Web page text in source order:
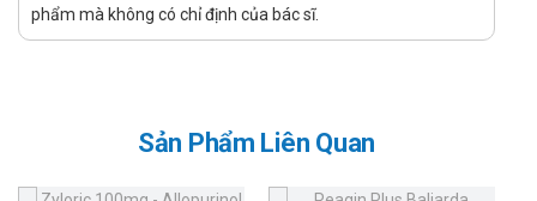
tùy vào mức độ suy thận mạn.
phẩm mà không có chỉ định của bác sĩ.
Sản Phẩm Liên Quan